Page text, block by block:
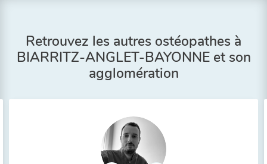
Retrouvez les autres ostéopathes à
BIARRITZ-ANGLET-BAYONNE et son
agglomération